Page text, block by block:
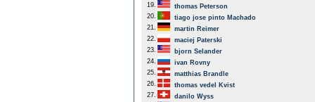
19.
thomas Peterson
20.
tiago jose pinto Machado
21.
martin Reimer
22.
maciej Paterski
23.
bjorn Selander
24.
ivan Rovny
25.
matthias Brandle
26.
thomas vedel Kvist
27.
danilo Wyss